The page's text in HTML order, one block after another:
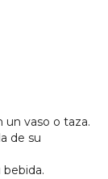
un vaso o taza.
de su